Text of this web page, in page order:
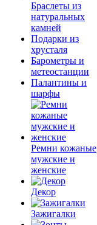
Браслеты из
натуральных
камней
Подарки из
хрусталя
Барометры и
метеостанции
Палантины и
шарфы
Ремни кожаные
мужские и
женские
Декор
Зажигалки